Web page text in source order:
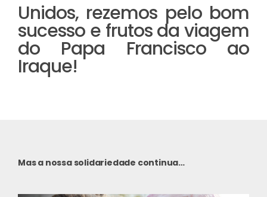
Unidos, rezemos pelo bom
sucesso e frutos da viagem
do Papa Francisco ao
Iraque!
Mas a nossa solidariedade continua…